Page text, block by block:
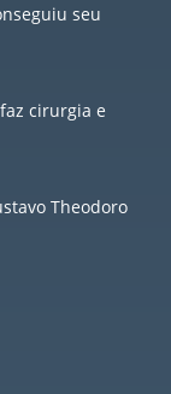
seu
cirurgia e
Theodoro